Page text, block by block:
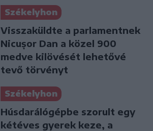
Székelyhon
Visszaküldte a parlamentnek
Nicușor Dan a közel 900
medve kilövését lehetővé
tevő törvényt
Székelyhon
Húsdarálógépbe szorult egy
kétéves gyerek keze, a